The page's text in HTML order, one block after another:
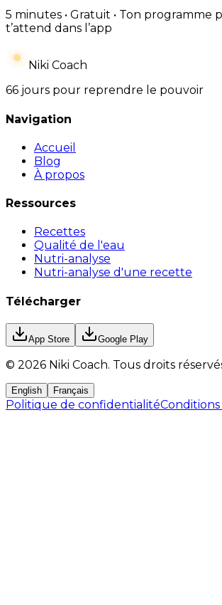
5 minutes • Gratuit • Ton programme
t’attend dans l’app
Niki Coach
66 jours pour reprendre le pouvoir
Navigation
Accueil
Blog
À propos
Ressources
Recettes
Qualité de l'eau
Nutri-analyse
Nutri-analyse d'une recette
Télécharger
App Store Google Play
© 2026 Niki Coach. Tous droits
English Français
Politique de confidentialité